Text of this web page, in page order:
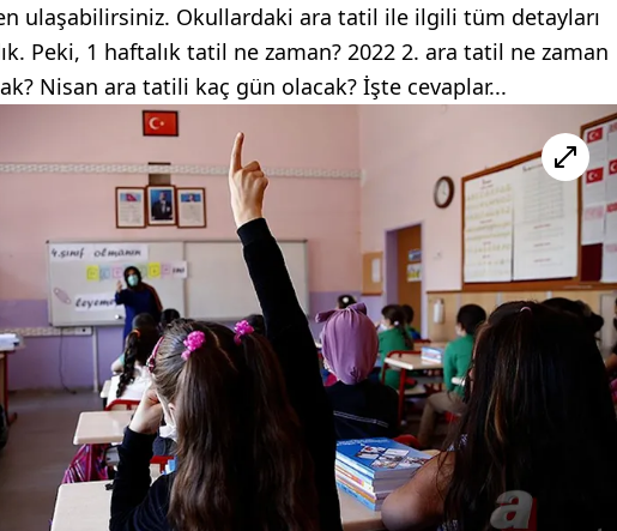
ulaşabilirsiniz. Okullardaki ara tatil ile ilgili tüm detayları
Peki, 1 haftalık tatil ne zaman? 2022 2. ara tatil ne zaman
Nisan ara tatili kaç gün olacak? İşte cevaplar...